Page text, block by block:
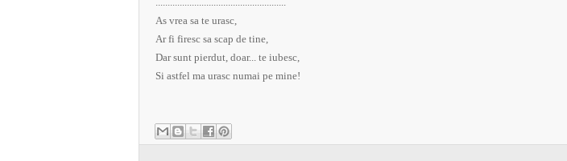
As vrea sa te urasc,
Ar fi firesc sa scap de tine,
Dar sunt pierdut, doar... te iubesc,
Si astfel ma urasc numai pe mine!